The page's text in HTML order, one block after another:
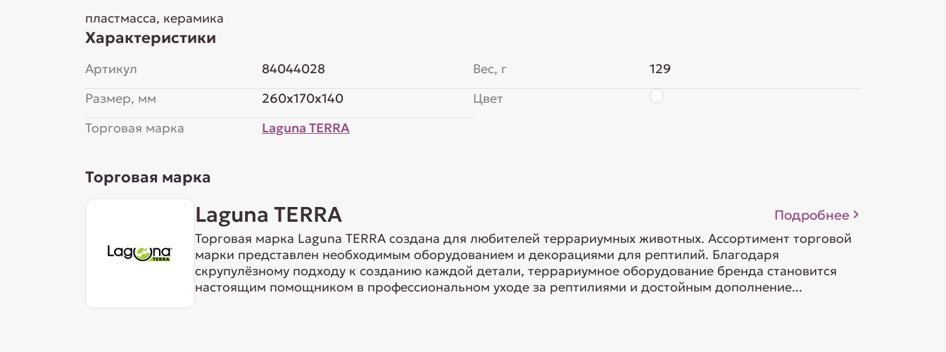
пластмасса, керамика
Характеристики
Артикул
84044028
Размер, мм
260x170x140
Торговая марка
Laguna TERRA
Вес, г
129
Цвет
Торговая марка
Laguna TERRA Подробнее
Торговая марка Laguna TERRA создана для любителей террариумных животных. Ассортимент торговой
марки представлен необходимым оборудованием и декорациями для рептилий. Благодаря
скрупулёзному подходу к созданию каждой детали, террариумное оборудование бренда становится
настоящим помощником в профессиональном уходе за рептилиями и достойным дополнение...